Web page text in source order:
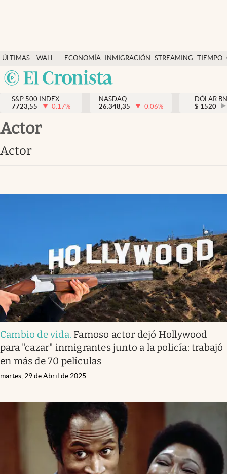
ÚLTIMAS
NOTICIAS
WALL
STREET
Y
DÓLAR
ECONOMÍA INMIGRACIÓN STREAMING TIEMPO
México
Finanzas y economía
Wall Street y dólar
Inmigración
Tiempo
Ciencia y salud
Streaming
S&P 500 INDEX
7723,55
-0.17%
NASDAQ
26.348,35
-0.06%
DÓLAR
$ 1520
actor
actor
Cambio de vida. Famoso actor dejó Hollywood
para "cazar" inmigrantes junto a la policía: trabajó
en más de 70 películas
martes, 29 de Abril de 2025